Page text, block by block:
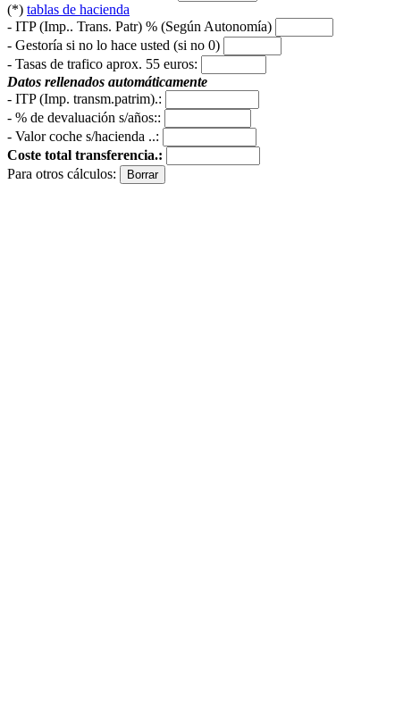
(*) tablas de hacienda
- ITP (Imp.. Trans. Patr) % (Según Autonomía)
- Gestoría si no lo hace usted (si no 0)
- Tasas de trafico aprox. 55 euros:
Datos rellenados automáticamente
- ITP (Imp. transm.patrim).:
- % de devaluación s/años::
- Valor coche s/hacienda ..:
Coste total transferencia.:
Para otros cálculos: